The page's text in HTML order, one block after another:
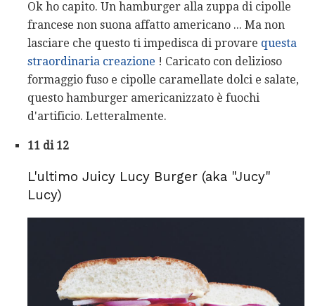
Ok ho capito. Un hamburger alla zuppa di cipolle
francese non suona affatto americano ... Ma non
lasciare che questo ti impedisca di provare questa
straordinaria creazione ! Caricato con delizioso
formaggio fuso e cipolle caramellate dolci e salate,
questo hamburger americanizzato è fuochi
d'artificio. Letteralmente.
11 di 12
L'ultimo Juicy Lucy Burger (aka "Jucy"
Lucy)